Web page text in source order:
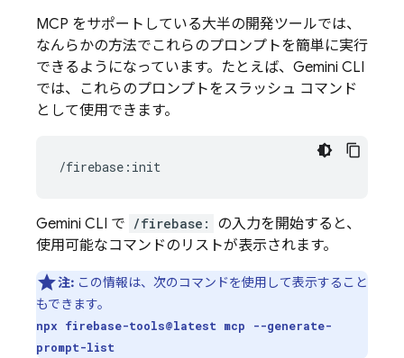
MCP をサポートしている大半の開発ツールでは、
なんらかの方法でこれらのプロンプトを簡単に実行
できるようになっています。たとえば、Gemini CLI
では、これらのプロンプトをスラッシュ コマンド
として使用できます。
Gemini CLI で /firebase:
の入力を開始すると、
使用可能なコマンドのリストが表示されます。
注: この情報は、次のコマンドを使用して表示すること
もできます。
npx firebase-tools@latest mcp --generate-
prompt-list